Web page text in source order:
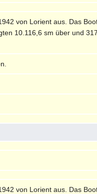
von Lorient aus. Das
10.116,6 sm über und
von Lorient aus. Das